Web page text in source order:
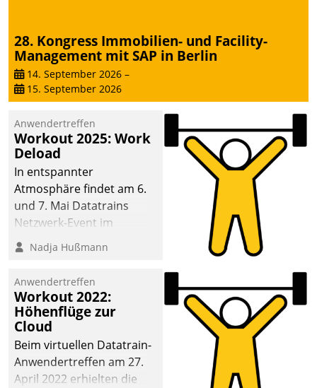
Uhr.
28. Kongress Immobilien- und Facility-
Management mit SAP in Berlin
14. September 2026 –
15. September 2026
Anwendertreffen
Workout 2025: Work
Deload
In entspannter
Atmosphäre findet am 6.
und 7. Mai Datatrains
Netzwerk-Event im
Kunden- und Partnerkreis
statt. Zentrale Frage: Wie
Mammutprojekte
meistern und Workloads
wuppen – bei zunehmend
anspruchsvollen
Aufgaben und
abnehmendem
Nadja Hußmann
Anwendertreffen
Workout 2022:
Höhenflüge zur
Cloud
Beim virtuellen Datatrain-
Anwendertreffen am 27.
April 2022 erhielten die